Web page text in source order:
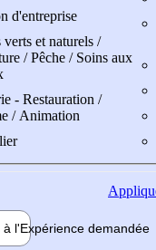
d'entreprise
verts et naturels /
/ Pêche / Soins aux
- Restauration /
/ Animation
à l'Expérience demandée